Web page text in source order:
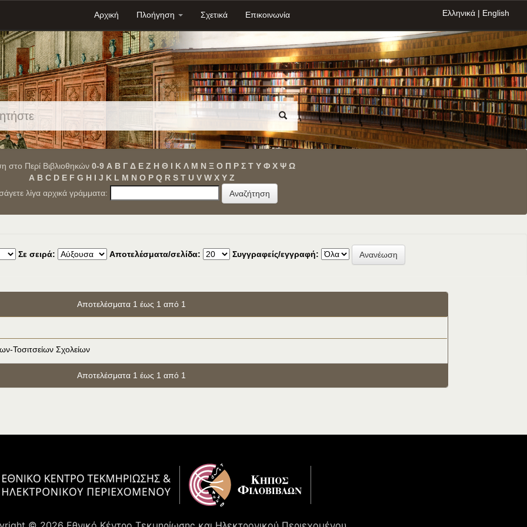
Αρχική Πλοήγηση Σχετικά Επικοινωνία Ελληνικά | English
στο Περί Βιβλιοθηκών 0-9 Α Β Γ Δ Ε Ζ Η Θ Ι Κ Λ Μ Ν Ξ Ο Π Ρ Σ Τ Υ Φ Χ Ψ Ω
A B C D E F G H I J K L M N O P Q R S T U V W X Y Z
λίγα αρχικά γράμματα:
Σε σειρά: Αποτελέσματα/σελίδα: Συγγραφείς/εγγραφή:
Αποτελέσματα 1 έως 1 από 1
Τοσιτσείων Σχολείων
Αποτελέσματα 1 έως 1 από 1